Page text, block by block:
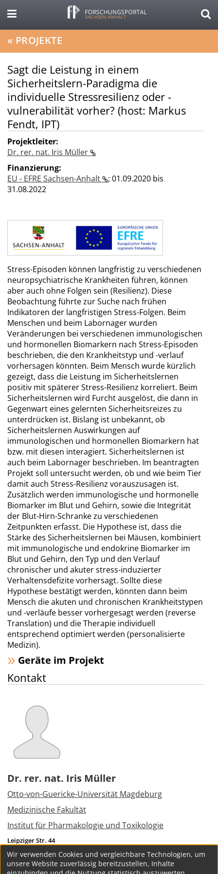
« PROJEKTE
Sagt die Leistung in einem
Sicherheitslern-Paradigma die
individuelle Stressresilienz oder -
vulnerabilität vorher? (host: Markus
Fendt, IPT)
Projektleiter:
Dr. rer. nat. Iris Müller
Finanzierung:
EU - EFRE Sachsen-Anhalt
; 01.09.2020 bis
31.08.2022
Stress-Episoden können langfristig zu verschiedenen
neuropsychiatrische Krankheiten führen, können
aber auch ohne Folgen sein (Resilienz). Diese
Beobachtung führte zur Suche nach frühen
Indikatoren der langfristigen Stress-Folgen. Beim
Menschen und beim Labornager wurden
Veränderungen bei verschiedenen immunologischen
und hormonellen Biomarkern nach Stress-Episoden
beschrieben, die den Krankheitstyp und -verlauf
vorhersagen könnten. Beim Mensch wurde kürzlich
gezeigt, dass die Leistung im Sicherheitslernen
positiv mit späterer Stress-Resilienz korreliert. Beim
Sicherheitslernen wird Furcht ausgelöst, die dann in
Gegenwart eines gelernten Sicherheitsreizes zu
unterdrücken ist. Bislang ist unbekannt, ob
Sicherheitslernen Auswirkungen auf
immunologischen und hormonellen Biomarkern hat
bzw. mit diesen interagiert. Sicherheitslernen ist
auch beim Labornager beschrieben. Im beantragten
Projekt soll untersucht werden, ob und wie beim Tier
damit auch Stress-Resilienz vorauszusagen ist.
Zusätzlich werden immunologische und hormonelle
Biomarker im Blut und Gehirn, sowie die Integrität
der Blut-Hirn-Schranke zu verschiedenen
Zeitpunkten erfasst. Die Hypothese ist, dass die
Stärke des Sicherheitslernen bei Mäusen, kombiniert
mit immunologische und endokrine Biomarker im
Blut und Gehirn, den Typ und den Verlauf
chronischer und akuter stress-induzierter
Verhaltensdefizite vorhersagt. Sollte diese
Hypothese bestätigt werden, könnten dann beim
Mensch die akuten und chronischen Krankheitstypen
und -verläufe besser vorhergesagt werden (reverse
Translation) und die Therapie individuell
entsprechend optimiert werden (personalisierte
Medizin).
Geräte im Projekt
Kontakt
Dr. rer. nat. Iris Müller
Otto-von-Guericke-Universität Magdeburg
Medizinische Fakultät
Institut für Pharmakologie und Toxikologie
Leipziger Str. 44
39120
Magdeburg
Tel.:
+49 391 6715875
iris1.mueller@med.ovgu.de
Wir verwenden Cookies und vergleichbare Technologien, um
unsere Website zuverlässig bereitzustellen, Inhalte